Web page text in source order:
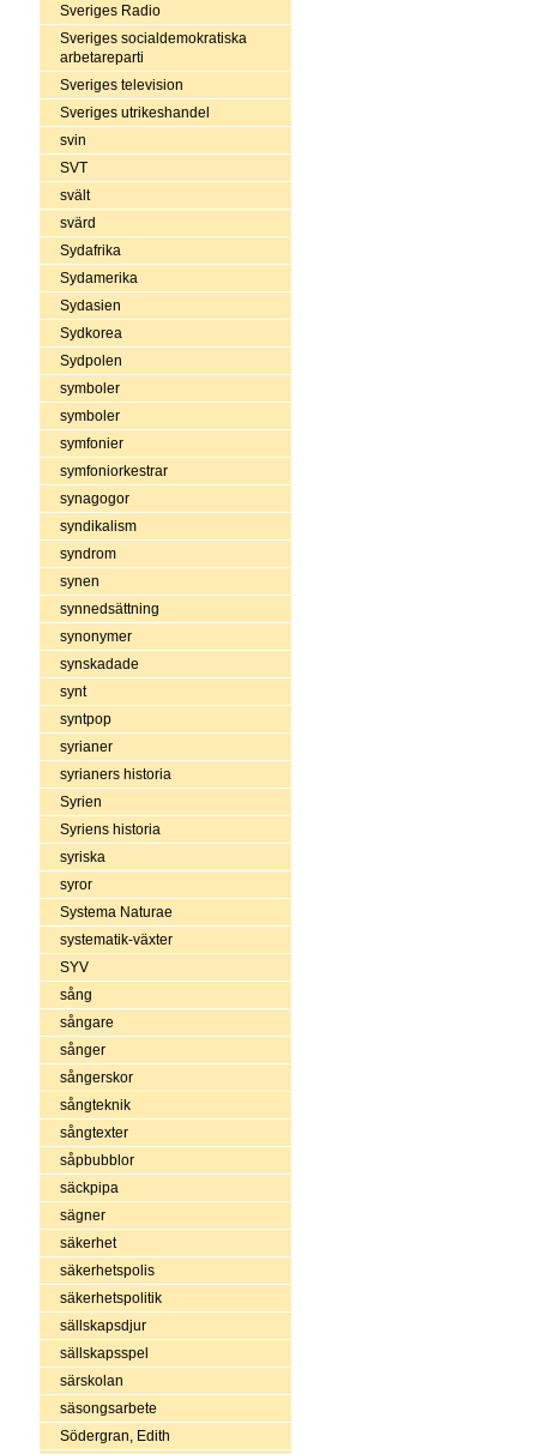
Sveriges Radio
Sveriges socialdemokratiska
arbetareparti
Sveriges television
Sveriges utrikeshandel
svin
SVT
svält
svärd
Sydafrika
Sydamerika
Sydasien
Sydkorea
Sydpolen
symboler
symboler
symfonier
symfoniorkestrar
synagogor
syndikalism
syndrom
synen
synnedsättning
synonymer
synskadade
synt
syntpop
syrianer
syrianers historia
Syrien
Syriens historia
syriska
syror
Systema Naturae
systematik-växter
SYV
sång
sångare
sånger
sångerskor
sångteknik
sångtexter
såpbubblor
säckpipa
sägner
säkerhet
säkerhetspolis
säkerhetspolitik
sällskapsdjur
sällskapsspel
särskolan
säsongsarbete
Södergran, Edith